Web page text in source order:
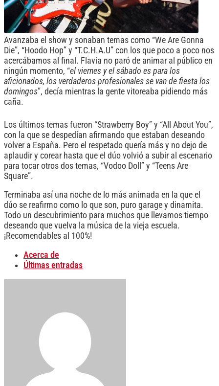
Avanzaba el show y sonaban temas como “We Are Gonna
Die”, “Hoodo Hop” y “T.C.H.A.U” con los que poco a poco nos
acercábamos al final. Flavia no paró de animar al público en
ningún momento, “el viernes y el sábado es para los
aficionados, los verdaderos profesionales se van de fiesta los
domingos”, decía mientras la gente vitoreaba pidiendo más
caña.
Los últimos temas fueron “Strawberry Boy” y “All About You”,
con la que se despedían afirmando que estaban deseando
volver a España. Pero el respetado quería más y no dejo de
aplaudir y corear hasta que el dúo volvió a subir al escenario
para tocar otros dos temas, “Vodoo Doll” y “Teens Are
Square”.
Terminaba así una noche de lo más animada en la que el
dúo se reafirmo como lo que son, puro garage y dinamita.
Todo un descubrimiento para muchos que llevamos tiempo
deseando que vuelva la música de la vieja escuela.
¡Recomendables al 100%!
Acerca de
Últimas entradas